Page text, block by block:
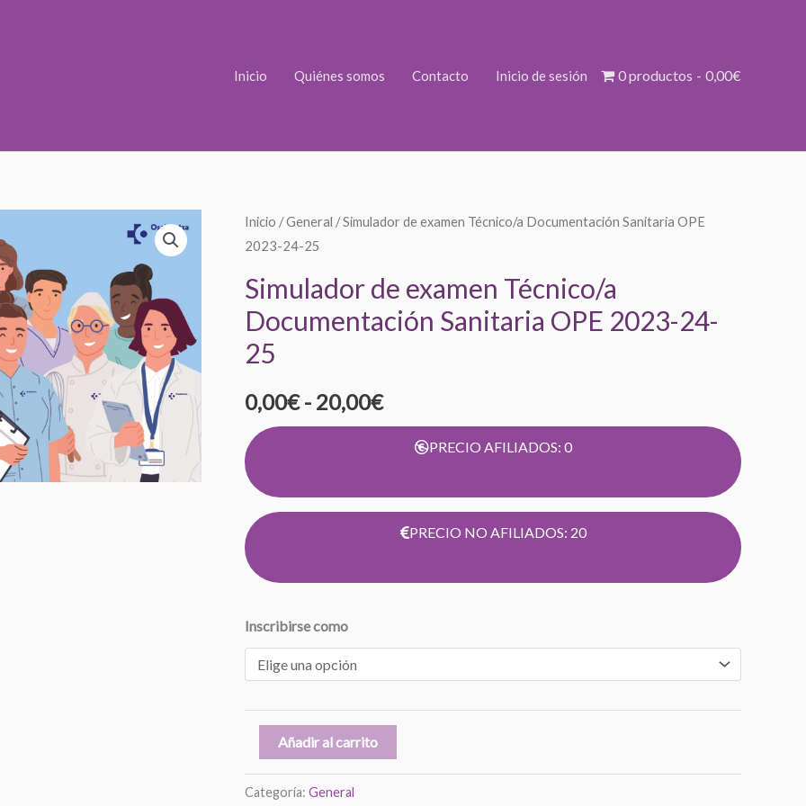
Inicio Quiénes somos Contacto Inicio de sesión 0 productos 0,00€
Inicio /General / Simulador de examen Técnico/a Documentación Sanitaria OPE
2023-24-25
Simulador de examen Técnico/a
Documentación Sanitaria OPE 2023-24-
25
0,00€ - 20,00€
Rango
precios:
hasta
PRECIO AFILIADOS: 0
PRECIO NO AFILIADOS: 20
Inscribirse como
Simulador
de
examen
Técnico/a
Documentación
Sanitaria
2023-
24-
25
cantidad
Añadir al carrito
Categoría: General